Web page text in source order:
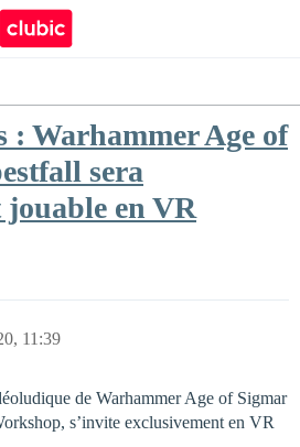
: Warhammer Age of
sera
jouable en VR
11:39
de Warhammer Age of Sigmar
s’invite exclusivement en VR